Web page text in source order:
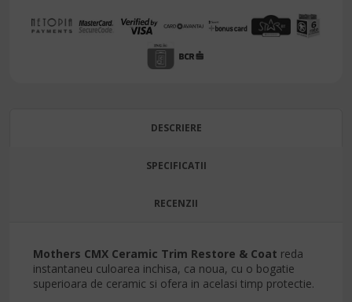
DESCRIERE
SPECIFICATII
RECENZII
Mothers CMX Ceramic Trim Restore & Coat reda
instantaneu culoarea inchisa, ca noua, cu o bogatie
superioara de ceramic si ofera in acelasi timp protectie.